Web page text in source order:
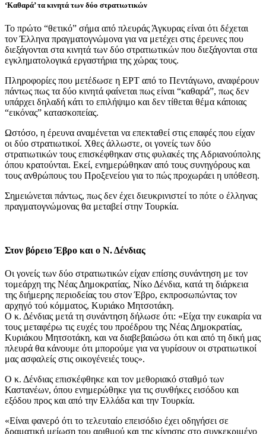
‘Καθαρά’ τα κινητά των δύο στρατιωτικών
Το πρώτο “θετικό” σήμα από πλευράς Άγκυρας είναι ότι δέχεται
τον Έλληνα πραγματογνώμονα για να μετέχει στις έρευνες που
διεξάγονται στα κινητά των δύο στρατιωτικών που διεξάγονται στα
εγκληματολογικά εργαστήρια της χώρας τους.
Πληροφορίες που μετέδωσε η ΕΡΤ από το Πεντάγωνο, αναφέρουν
πάντως πως τα δύο κινητά φαίνεται πως είναι “καθαρά”, πως δεν
υπάρχει δηλαδή κάτι το επιλήψιμο και δεν τίθεται θέμα κάποιας
“εικόνας” κατασκοπείας.
Ωστόσο, η έρευνα αναμένεται να επεκταθεί στις επαφές που είχαν
οι δύο στρατιωτικοί. Χθες άλλωστε, οι γονείς των δύο
στρατιωτικών τους επισκέφθηκαν στις φυλακές της Αδριανούπολης
όπου κρατούνται. Εκεί, ενημερώθηκαν από τους συνηγόρους και
τους ανθρώπους του Προξενείου για το πώς προχωράει η υπόθεση.
Σημειώνεται πάντως, πως δεν έχει διευκρινιστεί το πότε ο έλληνας
πραγματογνώμονας θα μεταβεί στην Τουρκία.
Στον βόρειο Έβρο και ο Ν. Δένδιας
Οι γονείς των δύο στρατιωτικών είχαν επίσης συνάντηση με τον
τομεάρχη της Νέας Δημοκρατίας, Νίκο Δένδια, κατά τη διάρκεια
της διήμερης περιοδείας του στον Έβρο, εκπροσωπώντας τον
αρχηγό τού κόμματος, Κυριάκο Μητσοτάκη.
Ο κ. Δένδιας μετά τη συνάντηση δήλωσε ότι: «Είχα την ευκαιρία να
τους μεταφέρω τις ευχές του προέδρου της Νέας Δημοκρατίας,
Κυριάκου Μητσοτάκη, και να διαβεβαιώσω ότι και από τη δική μας
πλευρά θα κάνουμε ότι μπορούμε για να γυρίσουν οι στρατιωτικοί
μας ασφαλείς στις οικογένειές τους».
O κ. Δένδιας επισκέφθηκε και τον μεθοριακό σταθμό των
Καστανέων, όπου ενημερώθηκε για τις συνθήκες εισόδου και
εξόδου προς και από την Ελλάδα και την Τουρκία.
«Είναι φανερό ότι το τελευταίο επεισόδιο έχει οδηγήσει σε
δραματική μείωση του αριθμού και της κίνησης στο συγκεκριμένο